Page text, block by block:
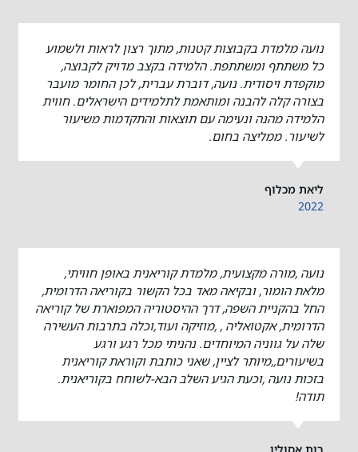
נועה מלמדת בקבוצות קטנות, מתוך רצון לראות ולשמוע
כל משתתף ומשתתפת. הלמידה בקצב מדויק לקבוצה,
מוקפדת ויסודית. נועה, דוברת עברית, לכן החומר מועבר
בצורה קלה להבנה ומותאמת לתלמידים הישראלים. חווית
הלמידה מהנה ונעימה עם תוצאות והתקדמות משיעור
לשיעור. ממליצה בחום.
ליאת מכלוף
2022
נועה ,מורה מקצועית, מלמדת קוריאנית באופן חוויתי,
מלאת הומור, ובקיאה מאד בכל הקשור בקוריאה הדרומית,
החל בהקניית השפה, דרך ההיסטוריה המפוארת של קוריאה
הדרומית, אקטואליה , ,מוזיקה ועוד,וכלה בתרבות העשירה
שלה על גווניה המיוחדים. נהניתי מכל רגע ורגע
בשיעורים,,מיותר לציין, שאני כותבת וקוראת קוריאנית
בזכות נועה ,וכעת הגיע השלב הבא-לשוחח בקוריאנית.
תודה!
רות אסולין